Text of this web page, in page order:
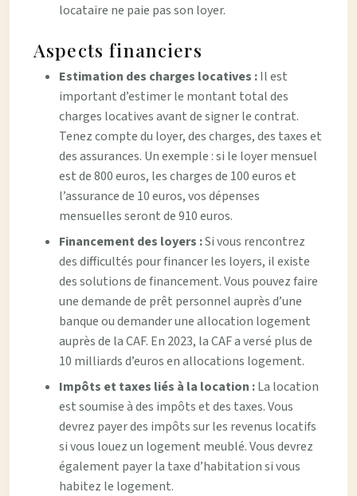
locataire ne paie pas son loyer.
Aspects financiers
Estimation des charges locatives :Il est
important d’estimer le montant total des
charges locatives avant de signer le contrat.
Tenez compte du loyer, des charges, des taxes et
des assurances. Un exemple : si le loyer mensuel
est de 800 euros, les charges de 100 euros et
l’assurance de 10 euros, vos dépenses
mensuelles seront de 910 euros.
Financement des loyers :Si vous rencontrez
des difficultés pour financer les loyers, il existe
des solutions de financement. Vous pouvez faire
une demande de prêt personnel auprès d’une
banque ou demander une allocation logement
auprès de la CAF. En 2023, la CAF a versé plus de
10 milliards d’euros en allocations logement.
Impôts et taxes liés à la location :La location
est soumise à des impôts et des taxes. Vous
devrez payer des impôts sur les revenus locatifs
si vous louez un logement meublé. Vous devrez
également payer la taxe d’habitation si vous
habitez le logement.